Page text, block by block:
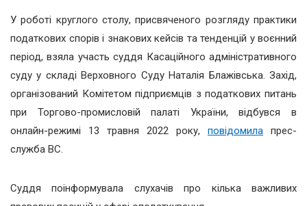
У роботі круглого столу, присвяченого розгляду практики
податкових спорів і знакових кейсів та тенденцій у воєнний
період, взяла участь суддя Касаційного адміністративного
суду у складі Верховного Суду Наталія Блажівська. Захід,
організований Комiтетом пiдприємцiв з податкових питань
при Торгово-промисловій палаті України, відбувся в
онлайн-режимі 13 травня 2022 року, повідомила прес-
служба ВС.
Суддя поінформувала слухачів про кілька важливих